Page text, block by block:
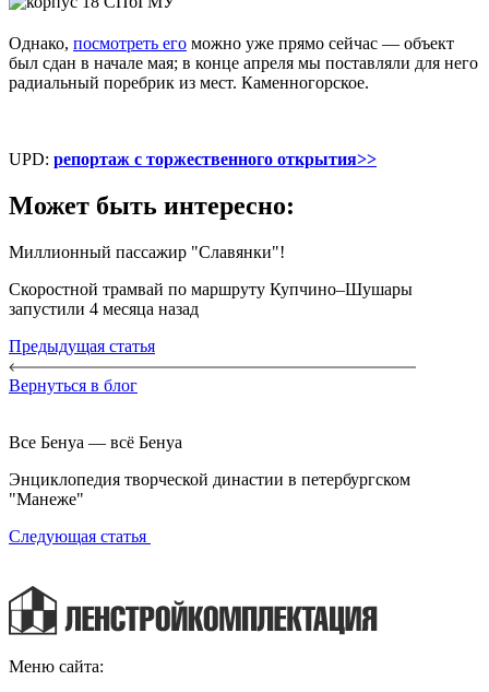
Однако, посмотреть его можно уже прямо сейчас — объект
был сдан в начале мая; в конце апреля мы поставляли для него
радиальный поребрик из мест. Каменногорское.
UPD: репортаж с торжественного открытия>>
Может быть интересно:
Миллионный пассажир "Славянки"!
Скоростной трамвай по маршруту Купчино–Шушары
запустили 4 месяца назад
Предыдущая статья
Вернуться в блог
Все Бенуа — всё Бенуа
Энциклопедия творческой династии в петербургском
"Манеже"
Следующая статья
Меню сайта: